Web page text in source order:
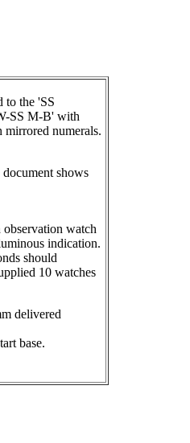
to the 'SS
SS M-B' with
numerals.
shows
watch
indication.
should
10 watches
delivered
base.